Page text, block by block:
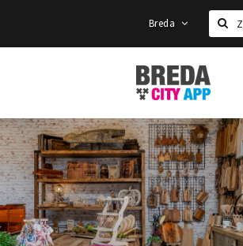
Breda
Stappen
&
Shoppen
Breda